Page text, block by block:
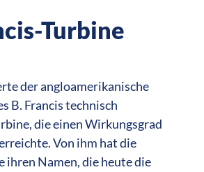
Turbine
der angloamerikanische
B. Francis technisch
die einen Wirkungsgrad
Von ihm hat die
ihren Namen, die heute die